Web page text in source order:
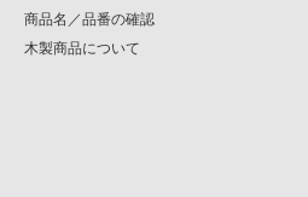
商品名／品番の確認
木製商品について